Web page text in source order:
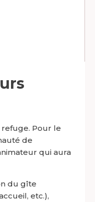
Pour le
de
qui aura
du gîte
etc.),